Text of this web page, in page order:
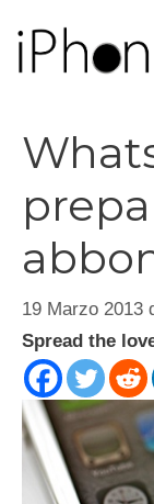
contenuto
19 Marzo 2013
Spread the